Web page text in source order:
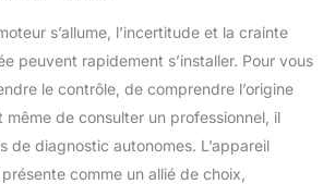
s’allume, l’incertitude et la crainte
peuvent rapidement s’installer. Pour vous
le contrôle, de comprendre l’origine
de consulter un professionnel, il
de diagnostic autonomes. L’appareil
comme un allié de choix,